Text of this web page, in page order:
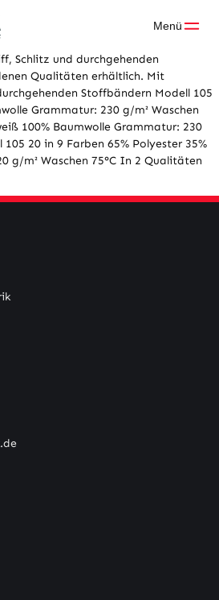
Menü
Schlitz und durchgehenden
Qualitäten erhältlich. Mit
Stoffbändern Modell 105
Grammatur: 230 g/m² Waschen
100% Baumwolle Grammatur: 230
105 20 in 9 Farben 65% Polyester 35%
g/m² Waschen 75°C In 2 Qualitäten